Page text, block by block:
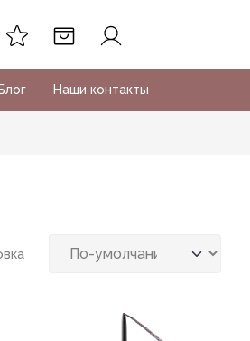
Блог Наши контакты